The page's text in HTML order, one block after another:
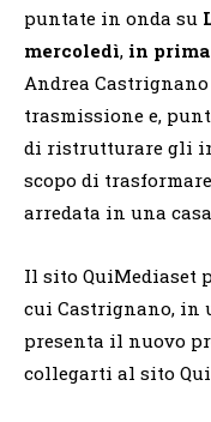
puntate in onda su
mercoledì, in
Andrea
trasmissione e,
di ristrutturare gli
scopo di
arredata in una
Il sito QuiMediaset
cui Castrignano, in
presenta il nuovo
collegarti al sito